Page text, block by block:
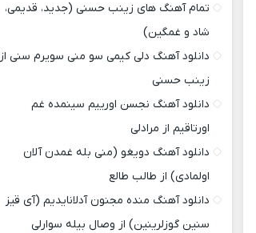
تمام آهنگ های زینب حسنی (جدید، قدیمی،
شاد و غمگین)
دانلود آهنگ دلی کیمی سو منی سویرم سنی از
زینب حسنی
دانلود آهنگ نجسن اورییم سینمده غم
اورتاقیم از مرادلی
دانلود آهنگ دویغو (منی بله غمدن آلان
اولمادی) از طالب طالع
دانلود آهنگ منده مجنون آدلانایدیم (آی قیز
سنین گوزلرینین) از وصال بیله سوارلی